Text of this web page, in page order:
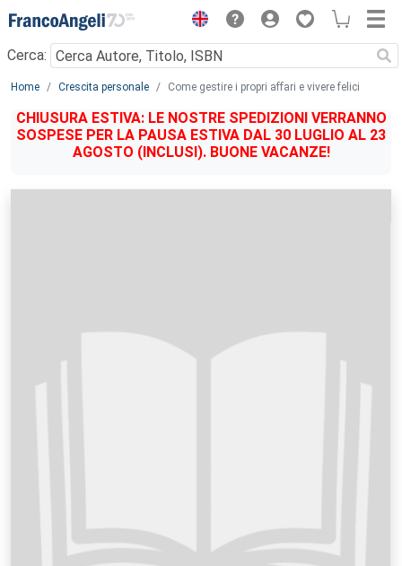
Menu
Cerca:
Main content
Home Crescita personale Come gestire i propri affari e vivere felici
CHIUSURA ESTIVA: LE NOSTRE SPEDIZIONI VERRANNO
SOSPESE PER LA PAUSA ESTIVA DAL 30 LUGLIO AL 23
AGOSTO (INCLUSI). BUONE VACANZE!